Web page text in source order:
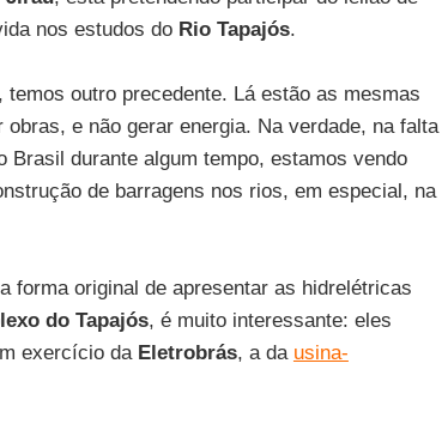
nos estudos do Rio Tapajós.
, temos outro precedente. Lá estão as mesmas
e não gerar energia. Na verdade, na falta
Brasil durante algum tempo, estamos vendo
de barragens nos rios, em especial, na
forma original de apresentar as hidrelétricas
do Tapajós, é muito interessante: eles
exercício da Eletrobrás, a da usina-